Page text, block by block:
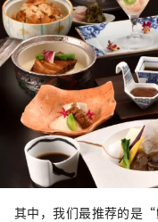
其中，我们最推荐的是“